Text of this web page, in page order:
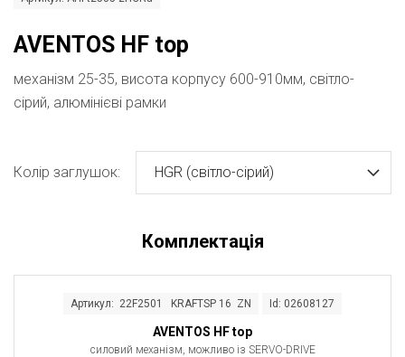
AVENTOS HF top
механізм 25-35, висота корпусу 600-910мм, світло-
сірий, алюмінієві рамки
Колір заглушок: HGR (світло-сірий)
Комплектація
Артикул: 22F2501 KRAFTSP 16 ZN Id: 02608127
AVENTOS HF top
силовий механізм, можливо із SERVO-DRIVE